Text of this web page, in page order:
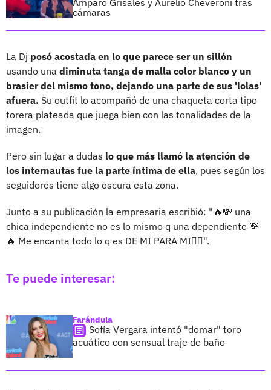
cámaras
La Dj posó acostada en lo que parece ser un sillón
usando una diminuta tanga de malla color blanco y un
brasier del mismo tono, dejando una parte de sus 'lolas'
afuera. Su outfit lo acompañó de una chaqueta corta tipo
torera plateada que juega bien con las tonalidades de la
imagen.
Pero sin lugar a dudas lo que más llamó la atención de
los internautas fue la parte íntima de ella, pues según los
seguidores tiene algo oscura esta zona.
Junto a su publicación la empresaria escribió: "🔥💸 una
chica independiente no es lo mismo q una dependiente 💸
🔥 Me encanta todo lo q es DE MI PARA MI✌🏽".
Te puede interesar:
Farándula
Sofía Vergara intentó "domar" toro
acuático con sensual traje de baño